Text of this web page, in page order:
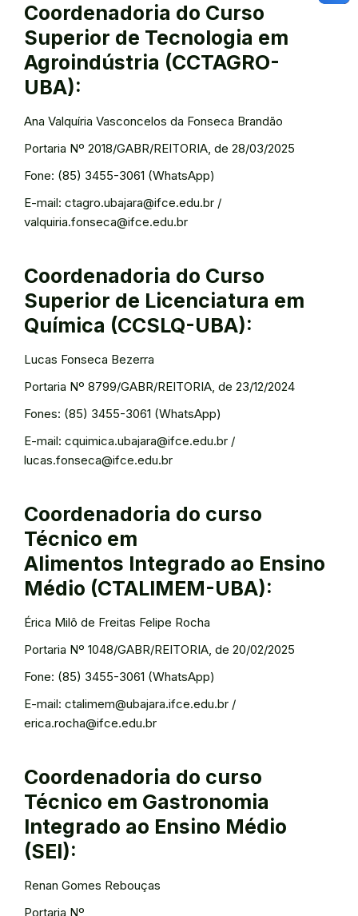
Coordenadoria do Curso
Superior de Tecnologia em
Agroindústria (CCTAGRO-
UBA):
Ana Valquíria Vasconcelos da Fonseca Brandão
Portaria Nº 2018/GABR/REITORIA, de 28/03/2025
Fone: (85) 3455-3061 (WhatsApp)
E-mail: ctagro.ubajara@ifce.edu.br /
valquiria.fonseca@ifce.edu.br
Coordenadoria do Curso
Superior de Licenciatura em
Química (CCSLQ-UBA):
Lucas Fonseca Bezerra
Portaria Nº 8799/GABR/REITORIA, de 23/12/2024
Fones: (85) 3455-3061 (WhatsApp)
E-mail: cquimica.ubajara@ifce.edu.br /
lucas.fonseca@ifce.edu.br
Coordenadoria do curso
Técnico em
Alimentos Integrado ao Ensino
Médio (CTALIMEM-UBA):
Érica Milô de Freitas Felipe Rocha
Portaria Nº 1048/GABR/REITORIA, de 20/02/2025
Fone: (85) 3455-3061 (WhatsApp)
E-mail: ctalimem@ubajara.ifce.edu.br /
erica.rocha@ifce.edu.br
Coordenadoria do curso
Técnico em Gastronomia
Integrado ao Ensino Médio
(SEI):
Renan Gomes Rebouças
Portaria Nº